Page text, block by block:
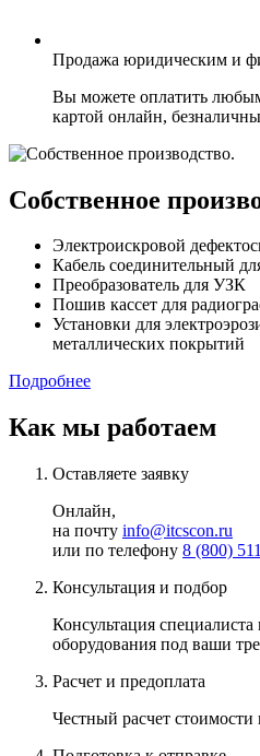
Продажа юридическим и
Вы можете оплатить
картой онлайн,
Cобственное
Электроискровой
Кабель соединительный
Преобразователь для УЗК
Пошив кассет для
Установки для
металлических покрытий
Подробнее
Как мы работаем
Оставляете заявку
Онлайн,
на почту info@itcscon.ru
или по телефону 8 (800)
Консультация и подбор
Консультация
оборудования под ваши
Расчет и предоплата
Честный расчет